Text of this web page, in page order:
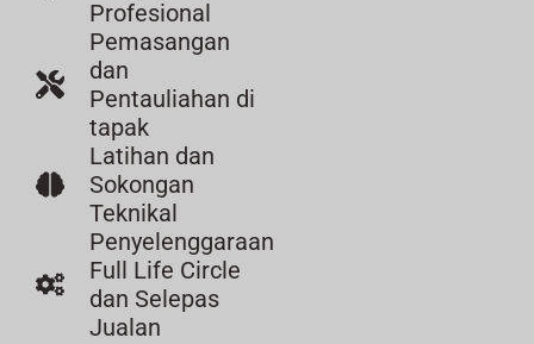
Profesional
Pemasangan
dan
Pentauliahan di
tapak
Latihan dan
Sokongan
Teknikal
Penyelenggaraan
Full Life Circle
dan Selepas
Jualan